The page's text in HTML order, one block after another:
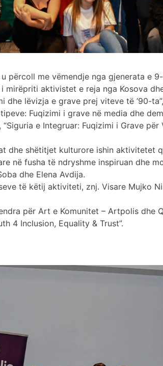
përcoll me vëmendje nga gjenerata e
aktivistet e reja nga Kosova
dhe lëvizja e grave prej viteve të ’90-
Fuqizimi i grave në media dhe
e Integruar: Fuqizimi i Grave
dhe shëtitjet kulturore ishin aktivitetet
në fusha të ndryshme inspiruan dhe
dhe Elena Avdija.
të këtij aktiviteti, znj. Visare Mujko
për Art e Komunitet – Artpolis dhe
4 Inclusion, Equality & Trust”.